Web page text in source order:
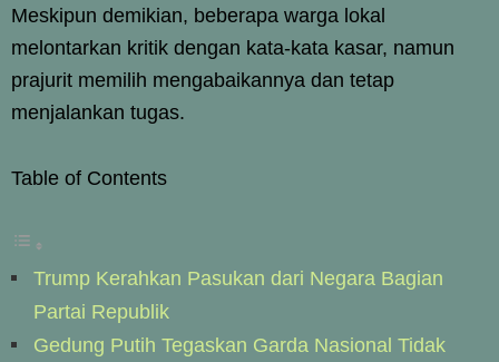
Meskipun demikian, beberapa warga lokal
melontarkan kritik dengan kata-kata kasar, namun
prajurit memilih mengabaikannya dan tetap
menjalankan tugas.
Table of Contents
Trump Kerahkan Pasukan dari Negara Bagian
Partai Republik
Gedung Putih Tegaskan Garda Nasional Tidak